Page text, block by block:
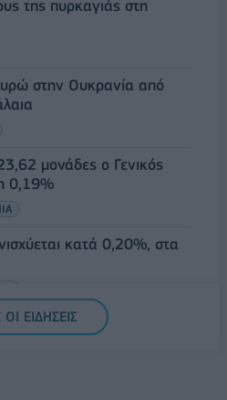
της πυρκαγιάς στη
στην Ουκρανία από
μονάδες ο Γενικός
0,19%
κατά 0,20%, στα
ΕΙΔΗΣΕΙΣ